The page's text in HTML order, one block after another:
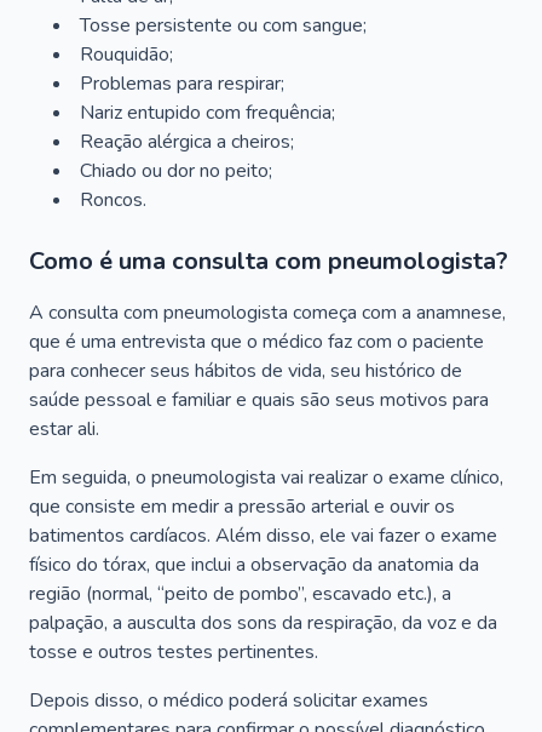
Tosse persistente ou com sangue;
Rouquidão;
Problemas para respirar;
Nariz entupido com frequência;
Reação alérgica a cheiros;
Chiado ou dor no peito;
Roncos.
Como é uma consulta com pneumologista?
A consulta com pneumologista começa com a anamnese,
que é uma entrevista que o médico faz com o paciente
para conhecer seus hábitos de vida, seu histórico de
saúde pessoal e familiar e quais são seus motivos para
estar ali.
Em seguida, o pneumologista vai realizar o exame clínico,
que consiste em medir a pressão arterial e ouvir os
batimentos cardíacos. Além disso, ele vai fazer o exame
físico do tórax, que inclui a observação da anatomia da
região (normal, “peito de pombo”, escavado etc.), a
palpação, a ausculta dos sons da respiração, da voz e da
tosse e outros testes pertinentes.
Depois disso, o médico poderá solicitar exames